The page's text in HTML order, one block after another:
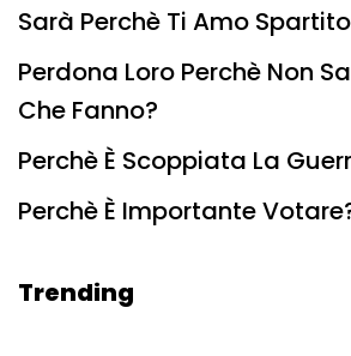
Sarà Perchè Ti Amo
Perdona Loro Perchè Non
Che Fanno?
Perchè È Scoppiata La
Perchè È Importante
Trending